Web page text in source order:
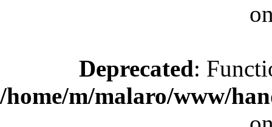
Deprecated:
/home/m/malaro/www/